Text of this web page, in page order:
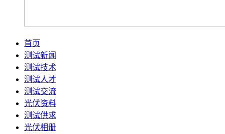
首页
测试新闻
测试技术
测试人才
测试交流
光伏资料
测试供求
光伏相册